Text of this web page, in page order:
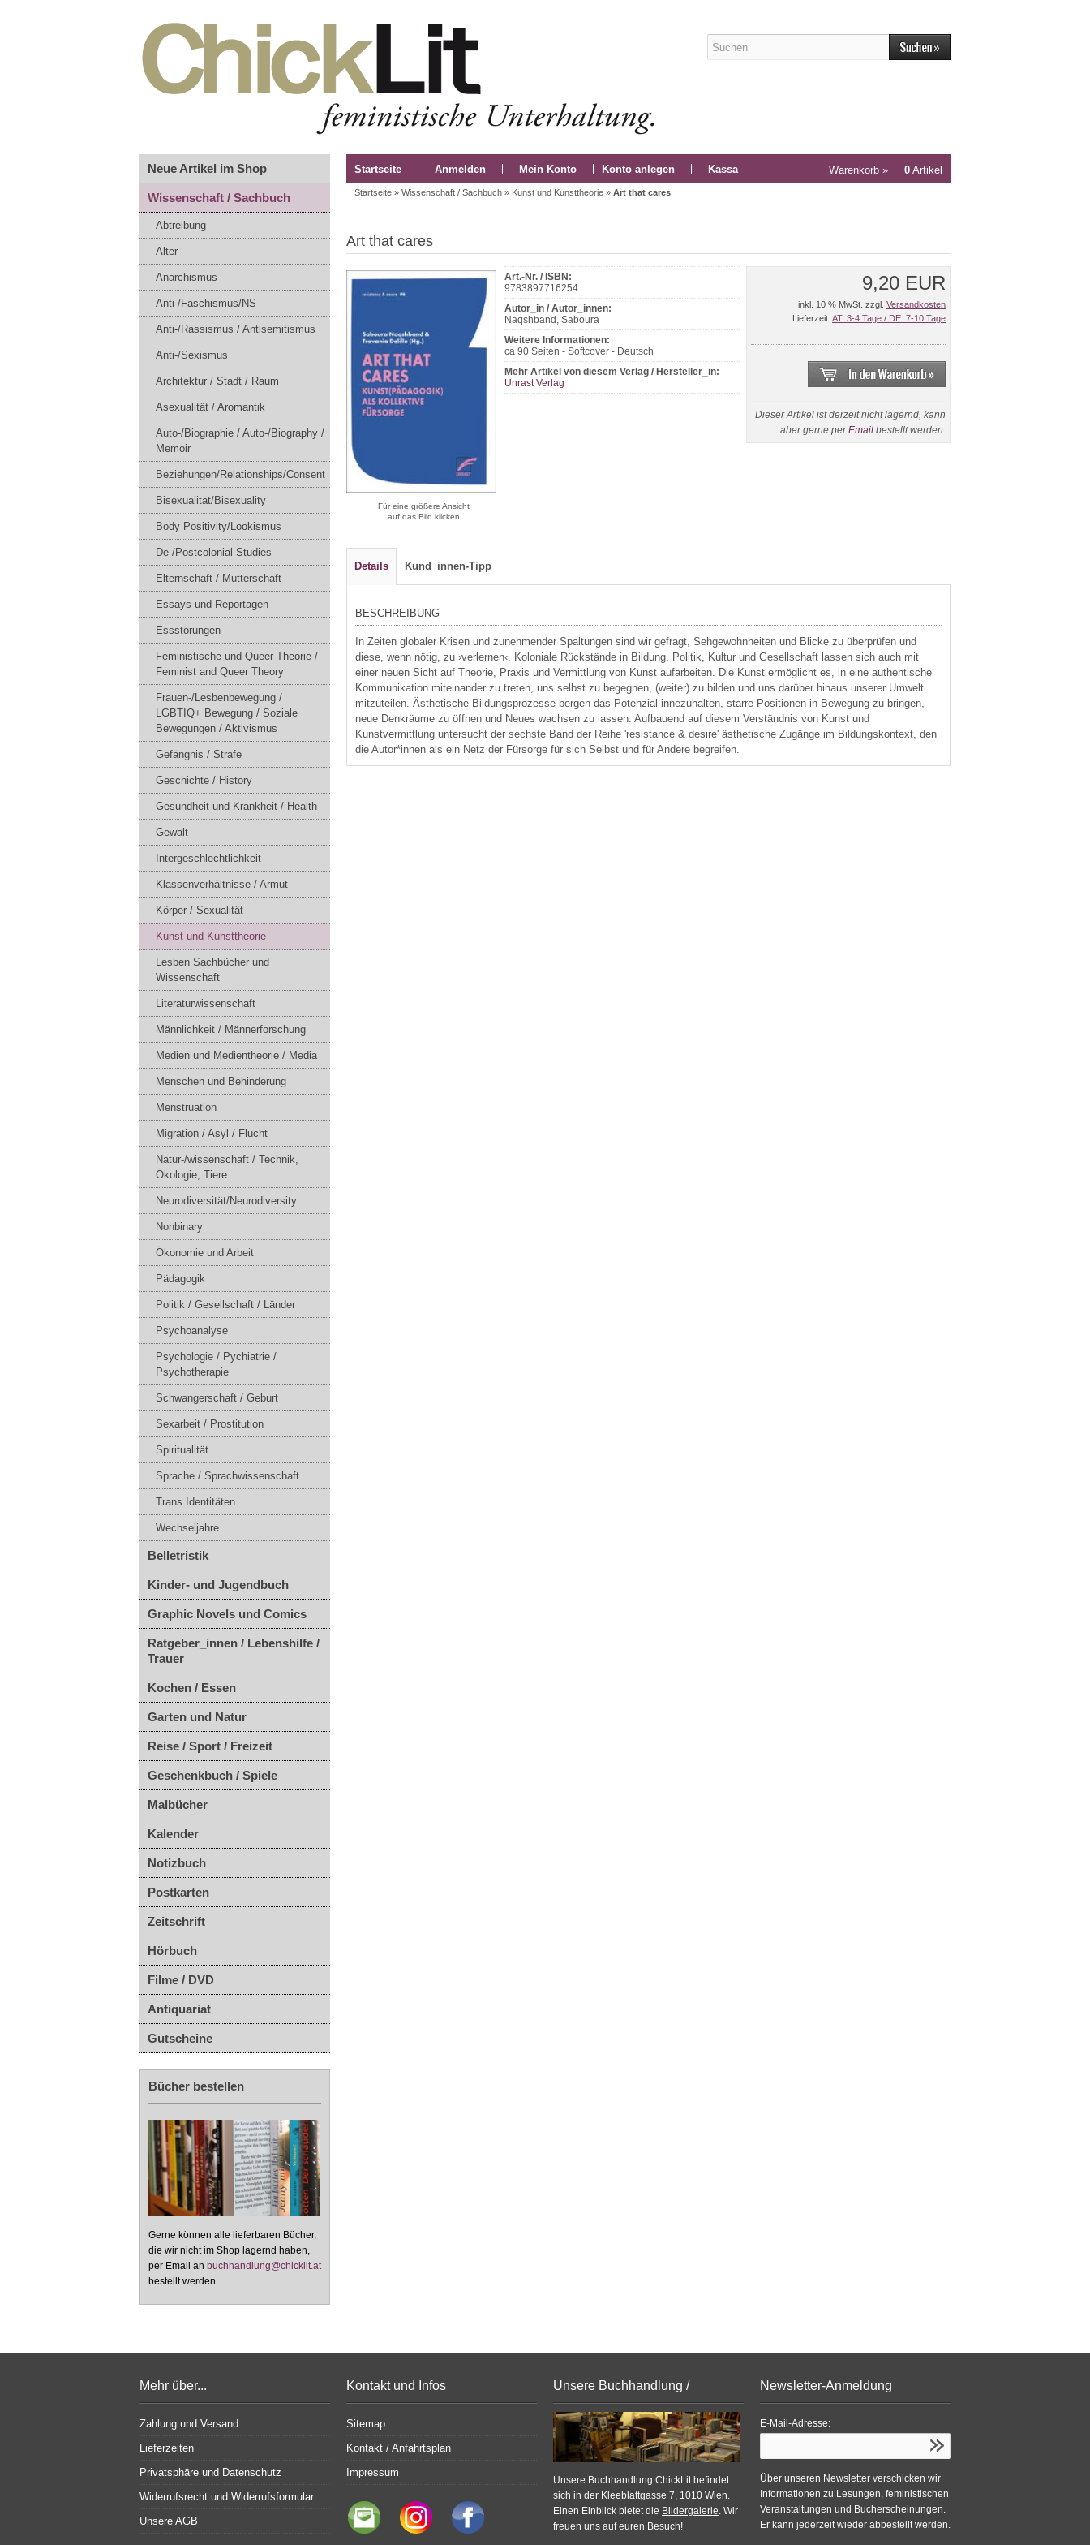
Neue Artikel im Shop
Wissenschaft / Sachbuch
Abtreibung
Alter
Anarchismus
Anti-/Faschismus/NS
Anti-/Rassismus / Antisemitismus
Anti-/Sexismus
Architektur / Stadt / Raum
Asexualität / Aromantik
Auto-/Biographie / Auto-/Biography /
Memoir
Beziehungen/Relationships/Consent
Bisexualität/Bisexuality
Body Positivity/Lookismus
De-/Postcolonial Studies
Elternschaft / Mutterschaft
Essays und Reportagen
Essstörungen
Feministische und Queer-Theorie /
Feminist and Queer Theory
Frauen-/Lesbenbewegung /
LGBTIQ+ Bewegung / Soziale
Bewegungen / Aktivismus
Gefängnis / Strafe
Geschichte / History
Gesundheit und Krankheit / Health
Gewalt
Intergeschlechtlichkeit
Klassenverhältnisse / Armut
Körper / Sexualität
Kunst und Kunsttheorie
Lesben Sachbücher und
Wissenschaft
Literaturwissenschaft
Männlichkeit / Männerforschung
Medien und Medientheorie / Media
Menschen und Behinderung
Menstruation
Migration / Asyl / Flucht
Natur-/wissenschaft / Technik,
Ökologie, Tiere
Neurodiversität/Neurodiversity
Nonbinary
Ökonomie und Arbeit
Pädagogik
Politik / Gesellschaft / Länder
Psychoanalyse
Psychologie / Pychiatrie /
Psychotherapie
Schwangerschaft / Geburt
Sexarbeit / Prostitution
Spiritualität
Sprache / Sprachwissenschaft
Trans Identitäten
Wechseljahre
Belletristik
Kinder- und Jugendbuch
Graphic Novels und Comics
Ratgeber_innen / Lebenshilfe /
Trauer
Kochen / Essen
Garten und Natur
Reise / Sport / Freizeit
Geschenkbuch / Spiele
Malbücher
Kalender
Notizbuch
Postkarten
Zeitschrift
Hörbuch
Filme / DVD
Antiquariat
Gutscheine
Bücher bestellen
Gerne können alle lieferbaren Bücher,
die wir nicht im Shop lagernd haben,
per Email an buchhandlung@chicklit.at
bestellt werden.
Startseite Anmelden Mein Konto Konto anlegen Kassa Warenkorb » 0 Artikel
Startseite » Wissenschaft / Sachbuch » Kunst und Kunsttheorie » Art that cares
Art that cares
Für eine größere Ansicht
auf das Bild klicken
Art.-Nr. / ISBN:
9783897716254
Autor_in / Autor_innen:
Naqshband, Saboura
Weitere Informationen:
ca 90 Seiten - Softcover - Deutsch
Mehr Artikel von diesem Verlag / Hersteller_in:
Unrast Verlag
9,20 EUR
inkl. 10 % MwSt. zzgl. Versandkosten
Lieferzeit: AT: 3-4 Tage / DE: 7-10 Tage
Dieser Artikel ist derzeit nicht lagernd, kann
aber gerne perEmail bestellt werden.
Details Kund_innen-Tipp
BESCHREIBUNG
In Zeiten globaler Krisen und zunehmender Spaltungen sind wir gefragt, Sehgewohnheiten und Blicke zu überprüfen und
diese, wenn nötig, zu ›verlernen‹. Koloniale Rückstände in Bildung, Politik, Kultur und Gesellschaft lassen sich auch mit
einer neuen Sicht auf Theorie, Praxis und Vermittlung von Kunst aufarbeiten. Die Kunst ermöglicht es, in eine authentische
Kommunikation miteinander zu treten, uns selbst zu begegnen, (weiter) zu bilden und uns darüber hinaus unserer Umwelt
mitzuteilen. Ästhetische Bildungsprozesse bergen das Potenzial innezuhalten, starre Positionen in Bewegung zu bringen,
neue Denkräume zu öffnen und Neues wachsen zu lassen. Aufbauend auf diesem Verständnis von Kunst und
Kunstvermittlung untersucht der sechste Band der Reihe 'resistance & desire' ästhetische Zugänge im Bildungskontext, den
die Autor*innen als ein Netz der Fürsorge für sich Selbst und für Andere begreifen.
Mehr über...
Zahlung und Versand
Lieferzeiten
Privatsphäre und Datenschutz
Widerrufsrecht und Widerrufsformular
Unsere AGB
Kontakt und Infos
Sitemap
Kontakt / Anfahrtsplan
Impressum
Unsere Buchhandlung /
Bildergalerie
Unsere Buchhandlung ChickLit befindet
sich in der Kleeblattgasse 7, 1010 Wien.
Einen Einblick bietet die Bildergalerie. Wir
freuen uns auf euren Besuch!
Newsletter-Anmeldung
E-Mail-Adresse:
Über unseren Newsletter verschicken wir
Informationen zu Lesungen, feministischen
Veranstaltungen und Bucherscheinungen.
Er kann jederzeit wieder abbestellt werden.